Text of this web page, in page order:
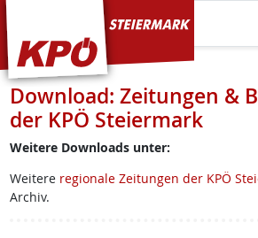
KPÖ Steiermark
Download: Zeitungen &
der KPÖ Steiermark
Weitere Downloads unter:
Weitere regionale Zeitungen der KPÖ
Archiv.